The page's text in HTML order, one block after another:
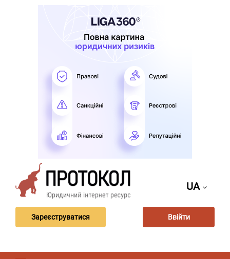
UA
Зареєструватися Ввійти